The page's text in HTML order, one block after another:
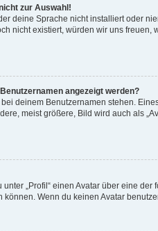
zur Auswahl!
deine Sprache nicht installiert oder
nicht existiert, würden wir uns
angezeigt werden?
deinem Benutzernamen stehen.
meist größere, Bild wird auch als
„Profil“ einen Avatar über eine
Wenn du keinen Avatar